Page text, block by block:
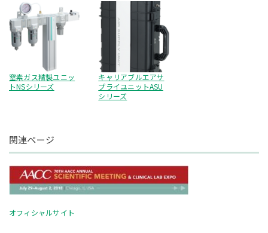
窒素ガス精製ユニッ
トNSシリーズ
キャリアブルエアサ
プライユニットASU
シリーズ
関連ページ
オフィシャルサイト